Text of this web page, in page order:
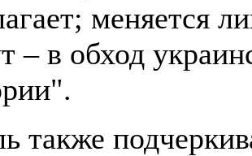
меняется
– в обход
также